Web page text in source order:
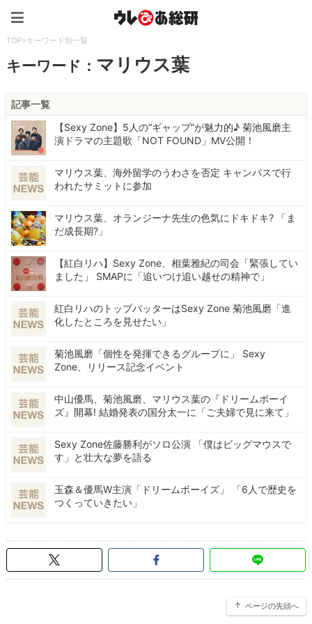
TOP>キーワード別一覧
キーワード： マリウス葉
記事一覧
【Sexy Zone】5人の“ギャップ”が魅力的♪ 菊池風磨主
演ドラマの主題歌「NOT FOUND」MV公開！
マリウス葉、海外留学のうわさを否定 キャンパスで行
われたサミットに参加
マリウス葉、オランジーナ先生の色気にドキドキ? 「ま
だ成長期?」
【紅白リハ】Sexy Zone、相葉雅紀の司会「緊張してい
ました」 SMAPに「追いつけ追い越せの精神で」
紅白リハのトップバッターはSexy Zone 菊池風磨「進
化したところを見せたい」
菊池風磨「個性を発揮できるグループに」 Sexy
Zone、リリース記念イベント
中山優馬、菊池風磨、マリウス葉の『ドリームボーイ
ズ』開幕! 結婚発表の国分太一に「ご夫婦で見に来て」
Sexy Zone佐藤勝利がソロ公演 「僕はビッグマウスで
す」と壮大な夢を語る
玉森＆優馬W主演「ドリームボーイズ」 「6人で歴史を
つくっていきたい」
ページの先頭へ